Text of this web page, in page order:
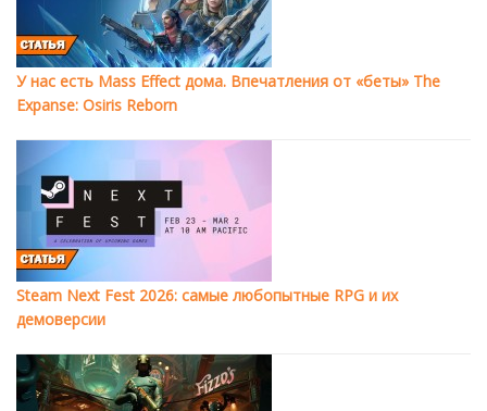
У нас есть Mass Effect дома. Впечатления от «беты» The
Expanse: Osiris Reborn
Steam Next Fest 2026: самые любопытные RPG и их
демоверсии